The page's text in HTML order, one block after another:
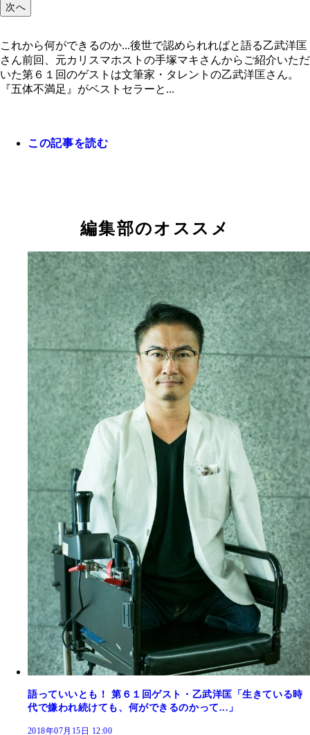
次へ
これから何ができるのか...後世で認められればと語る乙武洋匡
さん前回、元カリスマホストの手塚マキさんからご紹介いただ
いた第６１回のゲストは文筆家・タレントの乙武洋匡さん。
『五体不満足』がベストセラーと...
この記事を読む
編集部のオススメ
語っていいとも！ 第６１回ゲスト・乙武洋匡「生きている時
代で嫌われ続けても、何ができるのかって...」
2018年07月15日 12:00